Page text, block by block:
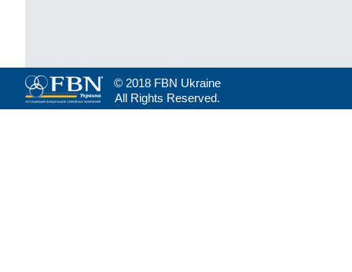
© 2018 FBN Ukraine
All Rights Reserved.